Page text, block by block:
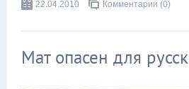
22.04.2010
Комментарии (0)
Мат опасен для